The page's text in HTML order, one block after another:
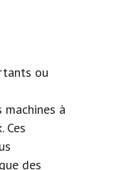
ou
à
Ces
des